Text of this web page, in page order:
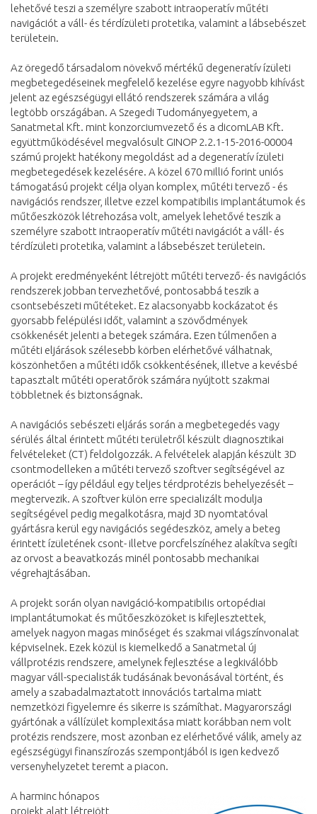
lehetővé teszi a személyre szabott intraoperatív műtéti
navigációt a váll- és térdízületi protetika, valamint a lábsebészet
területein.
Az öregedő társadalom növekvő mértékű degeneratív ízületi
megbetegedéseinek megfelelő kezelése egyre nagyobb kihívást
jelent az egészségügyi ellátó rendszerek számára a világ
legtöbb országában. A Szegedi Tudományegyetem, a
Sanatmetal Kft. mint konzorciumvezető és a dicomLAB Kft.
együttműködésével megvalósult GINOP 2.2.1-15-2016-00004
számú projekt hatékony megoldást ad a degeneratív ízületi
megbetegedések kezelésére. A közel 670 millió forint uniós
támogatású projekt célja olyan komplex, műtéti tervező - és
navigációs rendszer, illetve ezzel kompatibilis implantátumok és
műtőeszközök létrehozása volt, amelyek lehetővé teszik a
személyre szabott intraoperatív műtéti navigációt a váll- és
térdízületi protetika, valamint a lábsebészet területein.
A projekt eredményeként létrejött műtéti tervező- és navigációs
rendszerek jobban tervezhetővé, pontosabbá teszik a
csontsebészeti műtéteket. Ez alacsonyabb kockázatot és
gyorsabb felépülési időt, valamint a szövődmények
csökkenését jelenti a betegek számára. Ezen túlmenően a
műtéti eljárások szélesebb körben elérhetővé válhatnak,
köszönhetően a műtéti idők csökkentésének, illetve a kevésbé
tapasztalt műtéti operatőrök számára nyújtott szakmai
többletnek és biztonságnak.
A navigációs sebészeti eljárás során a megbetegedés vagy
sérülés által érintett műtéti területről készült diagnosztikai
felvételeket (CT) feldolgozzák. A felvételek alapján készült 3D
csontmodelleken a műtéti tervező szoftver segítségével az
operációt – így például egy teljes térdprotézis behelyezését –
megtervezik. A szoftver külön erre specializált modulja
segítségével pedig megalkotásra, majd 3D nyomtatóval
gyártásra kerül egy navigációs segédeszköz, amely a beteg
érintett ízületének csont- illetve porcfelszínéhez alakítva segíti
az orvost a beavatkozás minél pontosabb mechanikai
végrehajtásában.
A projekt során olyan navigáció-kompatibilis ortopédiai
implantátumokat és műtőeszközöket is kifejlesztettek,
amelyek nagyon magas minőséget és szakmai világszínvonalat
képviselnek. Ezek közül is kiemelkedő a Sanatmetal új
vállprotézis rendszere, amelynek fejlesztése a legkiválóbb
magyar váll-specialisták tudásának bevonásával történt, és
amely a szabadalmaztatott innovációs tartalma miatt
nemzetközi figyelemre és sikerre is számíthat. Magyarországi
gyártónak a vállízület komplexitása miatt korábban nem volt
protézis rendszere, most azonban ez elérhetővé válik, amely az
egészségügyi finanszírozás szempontjából is igen kedvező
versenyhelyzetet teremt a piacon.
A harminc hónapos
projekt alatt létrejött